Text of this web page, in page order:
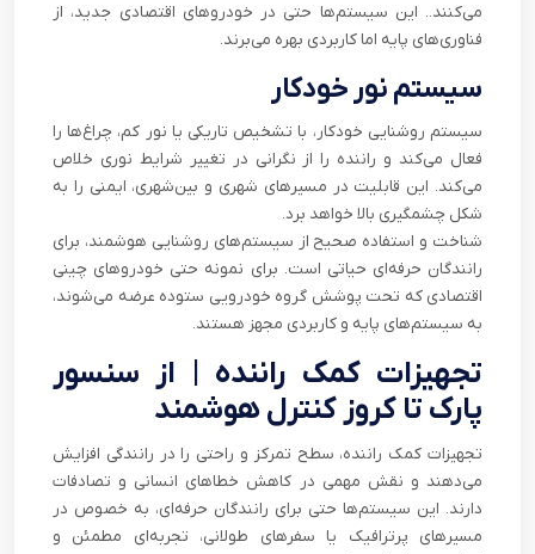
می‌کنند.. این سیستم‌ها حتی در خودروهای اقتصادی جدید، از
فناوری‌های پایه اما کاربردی بهره می‌برند.
سیستم نور خودکار
سیستم روشنایی خودکار، با تشخیص تاریکی یا نور کم، چراغ‌ها را
فعال می‌کند و راننده را از نگرانی در تغییر شرایط نوری خلاص
می‌کند. این قابلیت در مسیرهای شهری و بین‌شهری، ایمنی را به
شکل چشمگیری بالا خواهد برد.
شناخت و استفاده صحیح از سیستم‌های روشنایی هوشمند، برای
رانندگان حرفه‌ای حیاتی است. برای نمونه حتی خودروهای چینی
اقتصادی که تحت پوشش گروه خودرویی ستوده عرضه می‌شوند،
به سیستم‌های پایه و کاربردی مجهز هستند.
تجهیزات کمک راننده | از سنسور
پارک تا کروز کنترل هوشمند
تجهیزات کمک راننده، سطح تمرکز و راحتی را در رانندگی افزایش
می‌دهند و نقش مهمی در کاهش خطاهای انسانی و تصادفات
دارند. این سیستم‌ها حتی برای رانندگان حرفه‌ای، به خصوص در
مسیرهای پرترافیک یا سفرهای طولانی، تجربه‌ای مطمئن و